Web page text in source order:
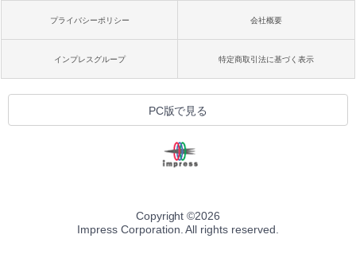
プライバシーポリシー 会社概要
インプレスグループ 特定商取引法に基づく表示
PC版で見る
Copyright ©2026
Impress Corporation. All rights reserved.